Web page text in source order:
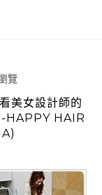
覽
美女設計師的
-HAPPY HAIR